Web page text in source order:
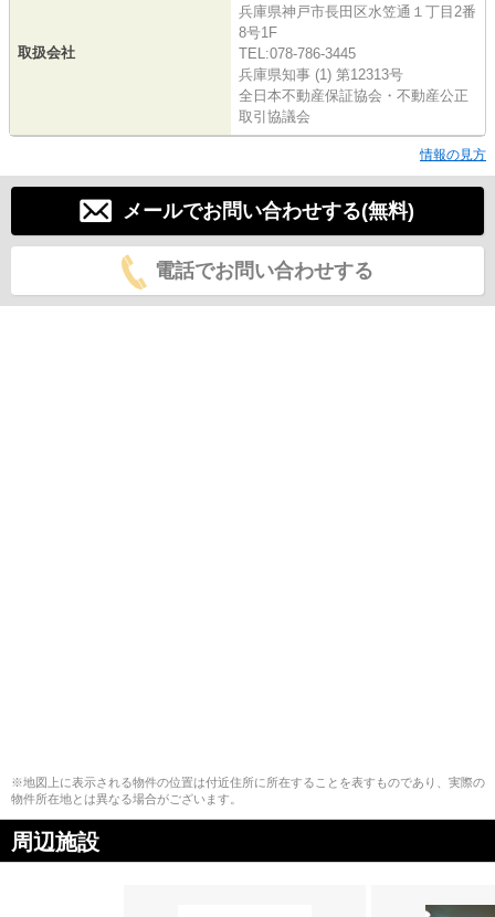
取扱会社
兵庫県神戸市長田区水笠通１丁目2番
8号1F
TEL:078-786-3445
兵庫県知事 (1) 第12313号
全日本不動産保証協会・不動産公正
取引協議会
情報の見方
メールでお問い合わせする(無料)
電話でお問い合わせする
※地図上に表示される物件の位置は付近住所に所在することを表すものであり、実際の
物件所在地とは異なる場合がございます。
周辺施設